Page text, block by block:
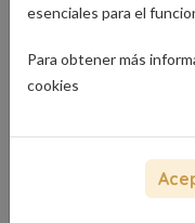
esenciales para el
Para obtener más
cookies